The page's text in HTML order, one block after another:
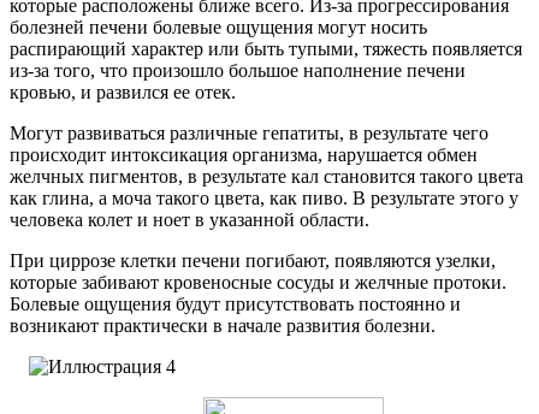
которые расположены ближе всего. Из-за прогрессирования
болезней печени болевые ощущения могут носить
распирающий характер или быть тупыми, тяжесть появляется
из-за того, что произошло большое наполнение печени
кровью, и развился ее отек.
Могут развиваться различные гепатиты, в результате чего
происходит интоксикация организма, нарушается обмен
желчных пигментов, в результате кал становится такого цвета
как глина, а моча такого цвета, как пиво. В результате этого у
человека колет и ноет в указанной области.
При циррозе клетки печени погибают, появляются узелки,
которые забивают кровеносные сосуды и желчные протоки.
Болевые ощущения будут присутствовать постоянно и
возникают практически в начале развития болезни.